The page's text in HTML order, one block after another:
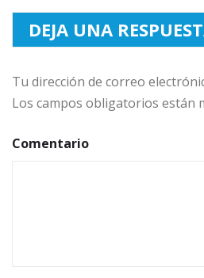
DEJA UNA
Tu dirección de correo
Los campos obligatorios están
Comentario